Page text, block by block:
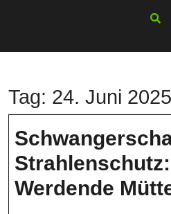
Tag: 24. Juni 2025
Werdende